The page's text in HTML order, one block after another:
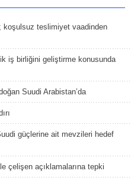
koşulsuz teslimiyet vaadinden
iş birliğini geliştirme konusunda
Suudi Arabistan’da
güçlerine ait mevzileri hedef
çelişen açıklamalarına tepki